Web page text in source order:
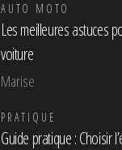
AUTO MOTO
Les meilleures astuces
voiture
Marise
PRATIQUE
Guide pratique : Choisir